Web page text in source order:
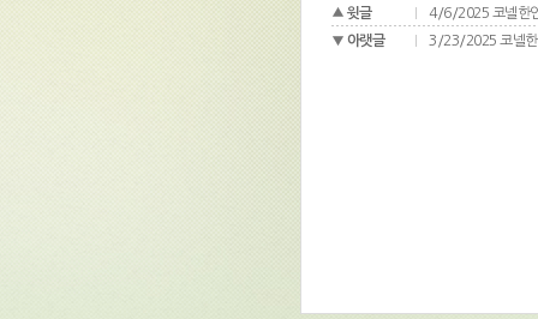
윗글
4/6/2025 코넬한
아랫글
3/23/2025 코넬한